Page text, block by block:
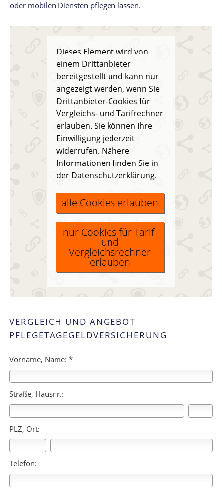
oder mobilen Diensten pflegen lassen.
Dieses Element wird von
einem Drittanbieter
bereitgestellt und kann nur
angezeigt werden, wenn Sie
Drittanbieter-Cookies für
Vergleichs- und Tarifrechner
erlauben. Sie können Ihre
Einwilligung jederzeit
widerrufen. Nähere
Informationen finden Sie in
der Datenschutzerklärung.
alle Cookies erlauben
nur Cookies für Tarif-
und
Vergleichsrechner
erlauben
VERGLEICH UND ANGEBOT
PFLEGETAGEGELDVERSICHERUNG
Vorname, Name: *
Straße, Hausnr.:
PLZ, Ort:
Telefon: